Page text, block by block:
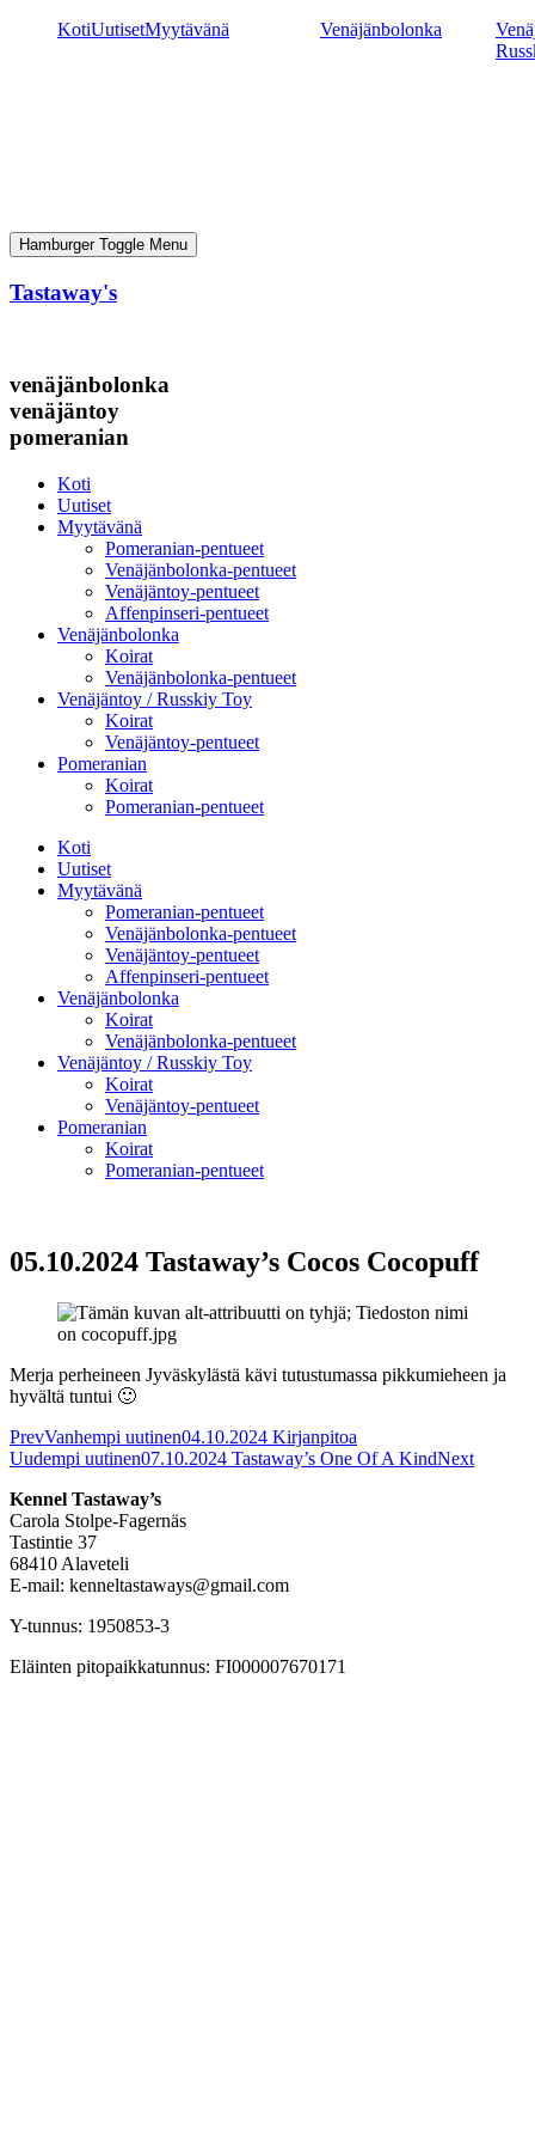
KotiUutisetMyytävänä Venäjänbolonka
Hamburger Toggle Menu
Tastaway's
venäjänbolonka
venäjäntoy
pomeranian
Koti
Uutiset
Myytävänä
Pomeranian-pentueet
Venäjänbolonka-pentueet
Venäjäntoy-pentueet
Affenpinseri-pentueet
Venäjänbolonka
Koirat
Venäjänbolonka-pentueet
Venäjäntoy / Russkiy Toy
Koirat
Venäjäntoy-pentueet
Pomeranian
Koirat
Pomeranian-pentueet
Koti
Uutiset
Myytävänä
Pomeranian-pentueet
Venäjänbolonka-pentueet
Venäjäntoy-pentueet
Affenpinseri-pentueet
Venäjänbolonka
Koirat
Venäjänbolonka-pentueet
Venäjäntoy / Russkiy Toy
Koirat
Venäjäntoy-pentueet
Pomeranian
Koirat
Pomeranian-pentueet
05.10.2024 Tastaway’s Cocos Cocopuff
Merja perheineen Jyväskylästä kävi tutustumassa pikkumieheen ja
hyvältä tuntui 🙂
PrevVanhempi uutinen04.10.2024 Kirjanpitoa
Uudempi uutinen07.10.2024 Tastaway’s One Of A KindNext
Kennel Tastaway’s
Carola Stolpe-Fagernäs
Tastintie 37
68410 Alaveteli
E-mail: kenneltastaways@gmail.com
Y-tunnus: 1950853-3
Eläinten pitopaikkatunnus: FI000007670171